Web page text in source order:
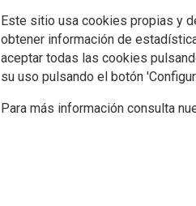
Este sitio usa cookies propias y
obtener información de
aceptar todas las cookies
su uso pulsando el botón
Para más información consulta